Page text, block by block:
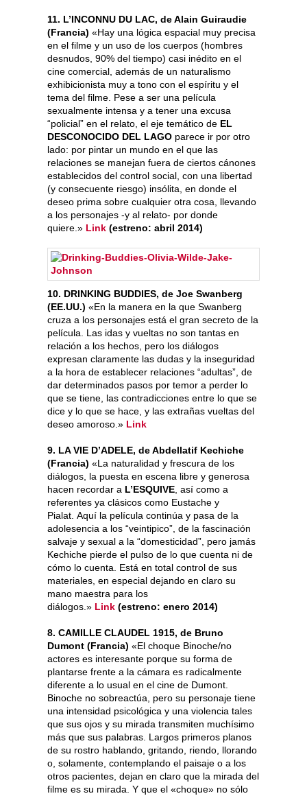
11. L’INCONNU DU LAC, de Alain Guiraudie
(Francia) «Hay una lógica espacial muy precisa
en el filme y un uso de los cuerpos (hombres
desnudos, 90% del tiempo) casi inédito en el
cine comercial, además de un naturalismo
exhibicionista muy a tono con el espíritu y el
tema del filme. Pese a ser una película
sexualmente intensa y a tener una excusa
“policial” en el relato, el eje temático de EL
DESCONOCIDO DEL LAGO parece ir por otro
lado: por pintar un mundo en el que las
relaciones se manejan fuera de ciertos cánones
establecidos del control social, con una libertad
(y consecuente riesgo) insólita, en donde el
deseo prima sobre cualquier otra cosa, llevando
a los personajes -y al relato- por donde
quiere.» Link (estreno: abril 2014)
10. DRINKING BUDDIES, de Joe Swanberg
(EE.UU.) «En la manera en la que Swanberg
cruza a los personajes está el gran secreto de la
película. Las idas y vueltas no son tantas en
relación a los hechos, pero los diálogos
expresan claramente las dudas y la inseguridad
a la hora de establecer relaciones “adultas”, de
dar determinados pasos por temor a perder lo
que se tiene, las contradicciones entre lo que se
dice y lo que se hace, y las extrañas vueltas del
deseo amoroso.» Link
9. LA VIE D’ADELE, de Abdellatif Kechiche
(Francia) «La naturalidad y frescura de los
diálogos, la puesta en escena libre y generosa
hacen recordar a L’ESQUIVE , así como a
referentes ya clásicos como Eustache y
Pialat. Aquí la película continúa y pasa de la
adolesencia a los “veintipico”, de la fascinación
salvaje y sexual a la “domesticidad”, pero jamás
Kechiche pierde el pulso de lo que cuenta ni de
cómo lo cuenta. Está en total control de sus
materiales, en especial dejando en claro su
mano maestra para los
diálogos.» Link (estreno: enero 2014)
8. CAMILLE CLAUDEL 1915, de Bruno
Dumont (Francia) «El choque Binoche/no
actores es interesante porque su forma de
plantarse frente a la cámara es radicalmente
diferente a lo usual en el cine de Dumont.
Binoche no sobreactúa, pero su personaje tiene
una intensidad psicológica y una violencia tales
que sus ojos y su mirada transmiten muchísimo
más que sus palabras. Largos primeros planos
de su rostro hablando, gritando, riendo, llorando
o, solamente, contemplando el paisaje o a los
otros pacientes, dejan en claro que la mirada del
filme es su mirada. Y que el «choque» no sólo